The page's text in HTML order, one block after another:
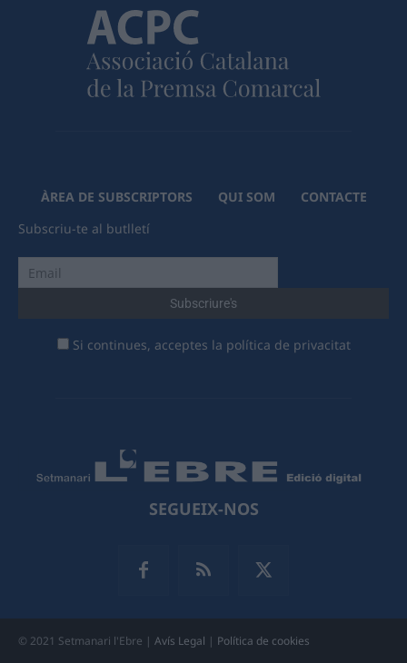
ÀREA DE SUBSCRIPTORS QUI SOM
CONTACTE
Subscriu-te al butlletí
Si continues, acceptes la política de privacitat
SEGUEIX-NOS
© 2021 Setmanari l'Ebre | Avís Legal | Política de cookies